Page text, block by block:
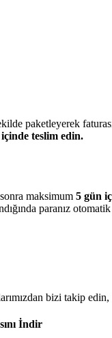
paketleyerek
teslim edin.
maksimum 5 gün
paranız
bizi takip edin,
İndir